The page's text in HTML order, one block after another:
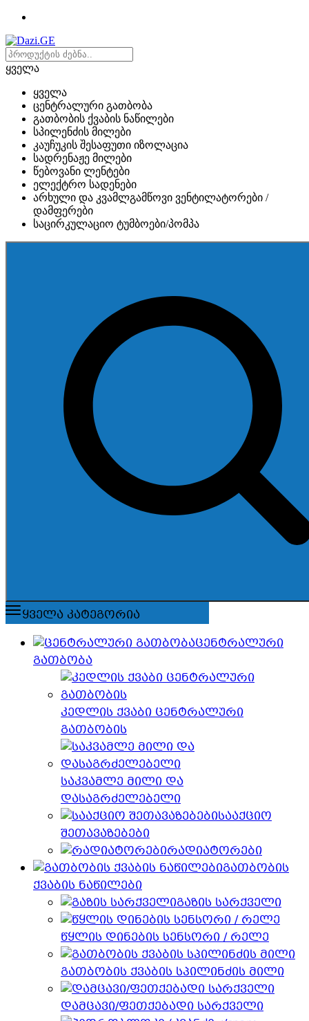
ყველა
ყველა
ცენტრალური გათბობა
გათბობის ქვაბის ნაწილები
სპილენძის მილები
კაუჩუკის შესაფუთი იზოლაცია
სადრენაჟე მილები
წებოვანი ლენტები
ელექტრო სადენები
არხული და კვამლგამწოვი ვენტილატორები /
დამფერები
საცირკულაციო ტუმბოები/პომპა
ყველა კატეგორია
ცენტრალური
გათბობა
კედლის ქვაბი ცენტრალური
გათბობის
საკვამლე მილი და
დასაგრძელებელი
სააქციო
შეთავაზებები
რადიატორები
გათბობის
ქვაბის ნაწილები
გაზის სარქველი
წყლის დინების სენსორი / რელე
გათბობის ქვაბის სპილინძის მილი
დამცავი/ფეთქებადი სარქველი